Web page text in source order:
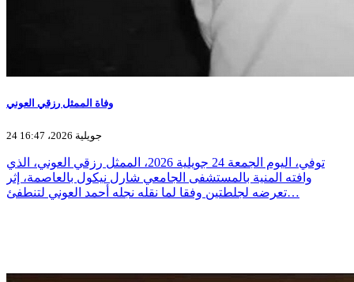
وفاة الممثل رزقي العوني
24 جويلية 2026، 16:47
توفي، اليوم الجمعة 24 جويلية 2026، الممثل رزقي العوني، الذي
وافته المنية بالمستشفى الجامعي شارل نيكول بالعاصمة، إثر
تعرضه لجلطتين وفقا لما نقله نجله أحمد العوني لتنطفئ…